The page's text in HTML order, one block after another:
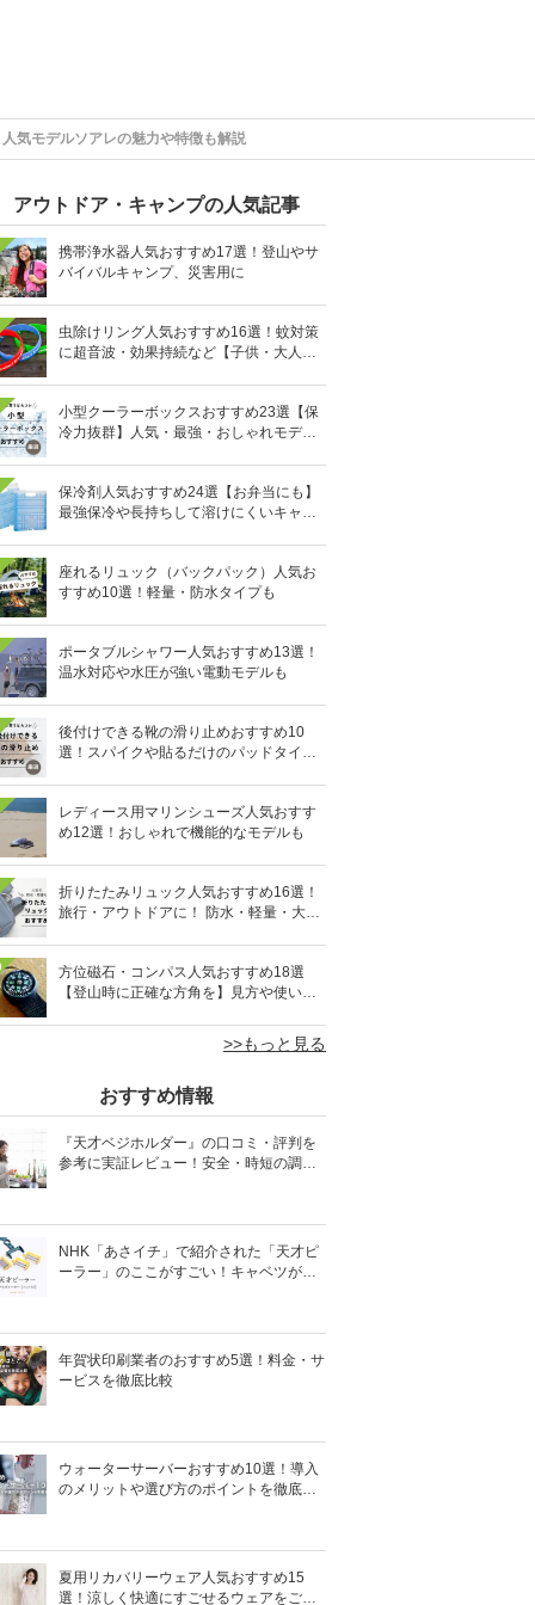
気モデルソアレの魅力や特徴も解説
アウトドア・キャンプの人気記事
携帯浄水器人気おすすめ17選！登山やサ
バイバルキャンプ、災害用に
虫除けリング人気おすすめ16選！蚊対策
に超音波・効果持続など【子供・大人用
小型クーラーボックスおすすめ23選【保
冷力抜群】人気・最強・おしゃれモデル
保冷剤人気おすすめ24選【お弁当にも】
最強保冷や長持ちして溶けにくいキャン
座れるリュック（バックパック）人気お
すすめ10選！軽量・防水タイプも
ポータブルシャワー人気おすすめ13選！
温水対応や水圧が強い電動モデルも
後付けできる靴の滑り止めおすすめ10
選！スパイクや貼るだけのパッドタイプ
レディース用マリンシューズ人気おすす
め12選！おしゃれで機能的なモデルも
折りたたみリュック人気おすすめ16選！
旅行・アウトドアに！ 防水・軽量・大容
方位磁石・コンパス人気おすすめ18選
【登山時に正確な方角を】見方や使い方
>>もっと見る
おすすめ情報
『天才ベジホルダー』の口コミ・評判を
参考に実証レビュー！安全・時短の調理
NHK「あさイチ」で紹介された「天才ピ
ーラー」のここがすごい！キャベツがほ
年賀状印刷業者のおすすめ5選！料金・サ
ービスを徹底比較
ウォーターサーバーおすすめ10選！導入
のメリットや選び方のポイントを徹底解
夏用リカバリーウェア人気おすすめ15
選！涼しく快適にすごせるウェアをご紹